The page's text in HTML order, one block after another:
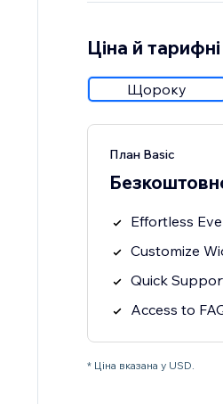
Ціна й
Щороку
План Basic
Effortless
Customize
Quick
Access to
* Ціна вказана у USD.